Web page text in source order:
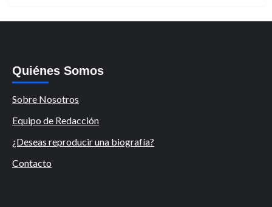
Quiénes Somos
Sobre Nosotros
Equipo de Redacción
¿Deseas reproducir una biografía?
Contacto